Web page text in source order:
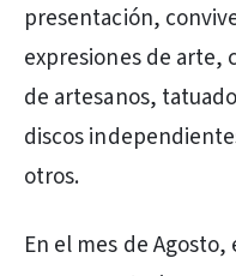
presentación,
expresiones de arte,
de artesanos,
discos
otros.
En el mes de